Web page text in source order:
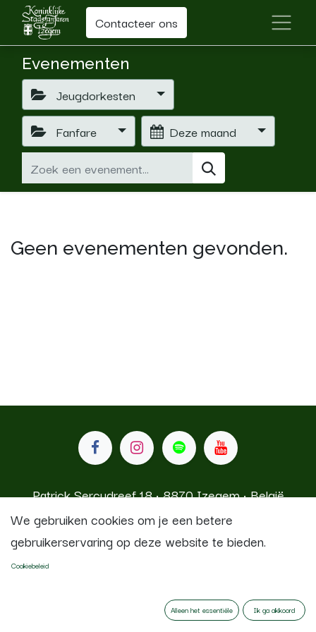
Contacteer ons
Evenementen
Jeugdorkesten
Fanfare
Deze maand
Geen evenementen gevonden.
Patrick Sercudreef 18 • 8870 Izegem • België
commerce
We gebruiken cookies om je een betere
gebruikerservaring op deze website te bieden.
Cookiebeleid
Alleen het essentiële Ik ga akkoord